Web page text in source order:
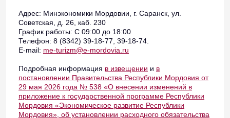
Адрес: Минэкономики Мордовии, г. Саранск, ул.
Советская, д. 26, каб. 230
График работы: С 09:00 до 18:00
Телефон: 8 (8342) 39-18-77, 39-18-74.
E-mail: me-turizm@e-mordovia.ru
Подробная информация в извещении и в
постановлении Правительства Республики Мордовия от
29 мая 2026 года № 538 «О внесении изменений в
приложение к государственной программе Республики
Мордовия «Экономическое развитие Республики
Мордовия», об установлении расходного обязательства